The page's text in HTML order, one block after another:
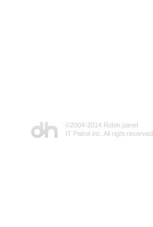
©2004-2014 Robin panel
IT Patrol inc. All right reserved.